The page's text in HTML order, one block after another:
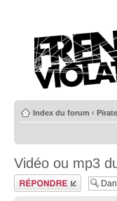
Index du forum ‹
Vidéo ou mp3
Répondre